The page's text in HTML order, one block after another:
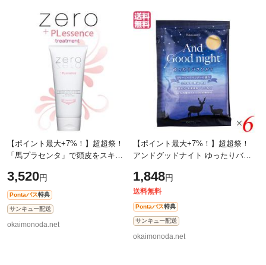
【ポイント最大+7%！】超超祭！
「馬プラセンタ」で頭皮をスキン
メント ３００ｇ
3,520円
Pontaパス特典
サンキュー配送
okaimonoda.net
【ポイント最大+7%！】超超祭！
アンドグッドナイト ゆったりバス
ンダー 6袋セット Beauwell ビュー
ウェ
1,848円
送料無料
Pontaパス特典
サンキュー配送
okaimonoda.net